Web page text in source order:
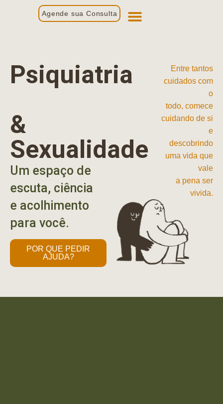
Agende sua Consulta
Psiquiatria
&
Sexualidade
Um espaço de
escuta, ciência
e acolhimento
para você.
POR QUE PEDIR
AJUDA?
Entre tantos
cuidados com
o
todo, comece
cuidando de si
e
descobrindo
uma vida que
vale
a pena ser
vivida.